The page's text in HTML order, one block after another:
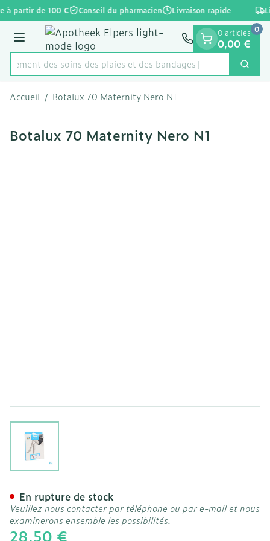
Aller au contenu
1 de 1
à partir de 100 € Conseil du pharmacien Livraison rapide
Menu
Rechercherdes soins des plaies et des bandages
0 articles
0,00 €
0
Accueil / Botalux 70 Maternity Nero N1
Botalux 70 Maternity Nero N1
View larger image
28,50 €
En rupture de stock
Veuillez nous contacter par téléphone ou par e-mail et nous
examinerons ensemble les possibilités.